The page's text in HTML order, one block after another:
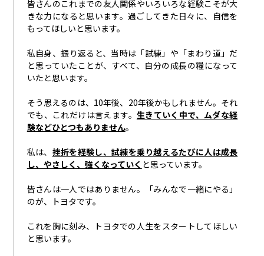
皆さんのこれまでの友人関係やいろいろな経験こそが大
きな力になると思います。過ごしてきた日々に、自信を
もってほしいと思います。
私自身、振り返ると、当時は「試練」や「まわり道」だ
と思っていたことが、すべて、自分の成長の糧になって
いたと思います。
そう思えるのは、 10年後、 20年後かもしれません。それ
でも、これだけは言えます。 生きていく中で、ムダな経
験などひとつもありません。
私は、 挫折を経験し、試練を乗り越えるたびに人は成長
し、やさしく、強く なっていく と思っています。
皆さんは一人ではありません。「みんなで一緒にやる」
のが、トヨタです。
これを胸に刻み、トヨタでの人生をスタートしてほしい
と思います。